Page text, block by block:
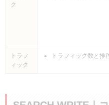
ク
トラフ
ィック
トラフィック数と推